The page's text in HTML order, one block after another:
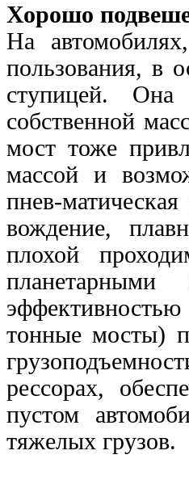
Хорошо
На
пользования, в
ступицей. Она
собственной
мост тоже
массой и
пнев-
вождение,
плохой
тонные мосты)
рессорах,
пустом
тяжелых грузов.